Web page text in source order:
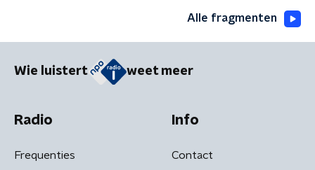
Alle fragmenten
Wie luistert weet meer
Radio
Frequenties
Info
Contact